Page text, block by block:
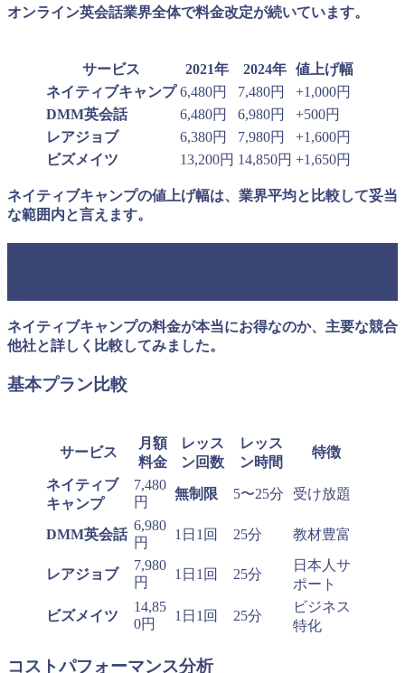
オンライン英会話業界全体で料金改定が続いています。
サービス 2021年 2024年 値上げ幅
ネイティブキャンプ 6,480円 7,480円
+1,000円
DMM英会話
6,480円 6,980円
+500円
レアジョブ
6,380円 7,980円
+1,600円
ビズメイツ
13,200円 14,850円 +1,650円
ネイティブキャンプの値上げ幅は、業界平均と比較して妥当
な範囲内と言えます。
ネイティブキャンプの料金が本当にお得なのか、主要な競合
他社と詳しく比較してみました。
基本プラン比較
サービス
月額
料金
レッス
ン回数
レッス
ン時間
特徴
ネイティブ
キャンプ
7,480
円
無制限 5〜25分 受け放題
DMM英会話
6,980
円
1日1回 25分 教材豊富
レアジョブ
7,980
円
1日1回 25分
日本人サ
ポート
ビズメイツ
14,85
0円
1日1回 25分
ビジネス
特化
コストパフォーマンス分析